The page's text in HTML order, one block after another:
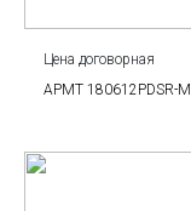
Цена договорная
APMT 180612PDSR-